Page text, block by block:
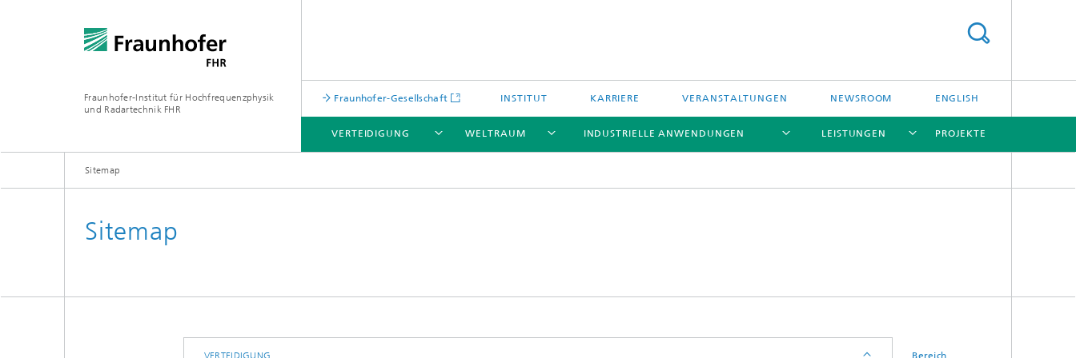
Fraunhofer-Institut für Hochfrequenzphysik
und Radartechnik FHR
Fraunhofer-Gesellschaft INSTITUT KARRIERE VERANSTALTUNGEN NEWSROOM ENGLISH
VERTEIDIGUNG
VERTEIDIGUNG
WELTRAUM
WELTRAUM
INDUSTRIELLE ANWENDUNGEN
INDUSTRIELLE ANWENDUNGEN
LEISTUNGEN
LEISTUNGEN
PROJEKTE
Sitemap
Sitemap
Bereich
VERTEIDIGUNG